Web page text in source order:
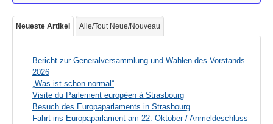
Neueste Artikel Alle/Tout Neue/Nouveau
Bericht zur Generalversammlung und Wahlen des Vorstands
2026
„Was ist schon normal“
Visite du Parlement européen à Strasbourg
Besuch des Europaparlaments in Strasbourg
Fahrt ins Europaparlament am 22. Oktober / Anmeldeschluss